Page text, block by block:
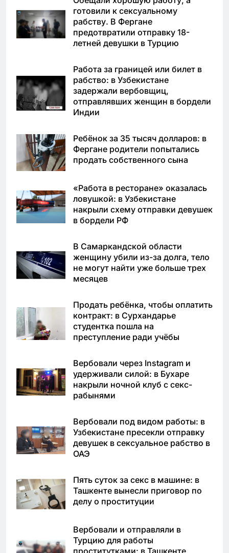
готовили к сексуальному
рабству. В Фергане
предотвратили отправку 18-
летней девушки в Турцию
Работа за границей или билет в
рабство: в Узбекистане
задержали вербовщиц,
отправлявших женщин в бордели
Индии
Ребёнок за 35 тысяч долларов: в
Фергане родители попытались
продать собственного сына
«Работа в ресторане» оказалась
ловушкой: в Узбекистане
накрыли схему отправки девушек
в бордели РФ
В Самаркандской области
женщину убили из-за долга, тело
не могут найти уже больше трех
месяцев
Продать ребёнка, чтобы оплатить
контракт: в Сурхандарье
студентка пошла на
преступление ради учёбы
Вербовали через Instagram и
удерживали силой: в Бухаре
накрыли ночной клуб с секс-
рабынями
Вербовали под видом работы: в
Узбекистане пресекли отправку
девушек в сексуальное рабство в
ОАЭ
Пять суток за секс в машине: в
Ташкенте вынесли приговор по
делу о проституции
Вербовали и отправляли в
Турцию для работы
проститутками: в Ташкенте